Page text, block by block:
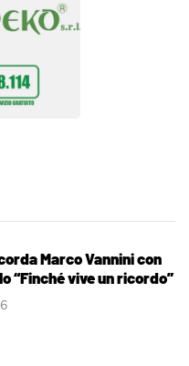
Marco Vannini con
“Finché vive un ricordo”